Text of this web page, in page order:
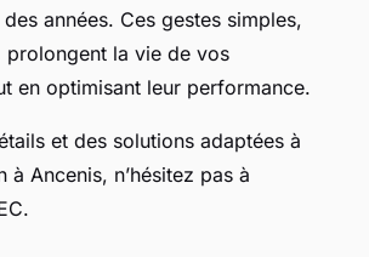
années. Ces gestes simples,
prolongent la vie de vos
en optimisant leur performance.
et des solutions adaptées à
à Ancenis, n’hésitez pas à